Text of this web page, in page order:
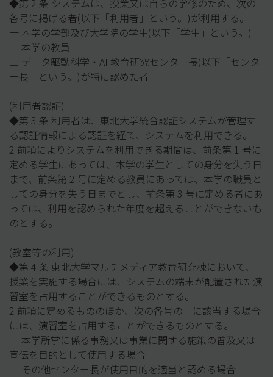
◆第 2 条 システムは、授業又は自らの学修のため、次の
各号に掲げる者(以下「利用者」という。)が利用する。
一 本学の学部及び大学院の学生(以下「学生」という。)
二 本学の教員
三 データ駆動科学・AI 教育研究センター長(以下「センタ
ー長」という。)が特に認めた者
(利用者認証)
◆第 3 条 利用者は、東北大学統合認証システムが管理す
る認証情報による認証を経て、システムを利用できる。
2 前項によりシステムを利用できる期間は、前条第 1 号に
定める学生にあっては、本学の学生としての身分を失う日
まで、前条第 2 号に定める教員にあっては、本学の職員と
しての身分を失う日までとし、前条第 3 号に定める者にあ
っては、利用を認められた年度を超えることができないも
のとする。
(教室等の利用)
◆第 4 条 東北大学マルチメディア教育研究棟において、
授業を実施する場合には、システムの端末が配置された演
習室を占用することができるものとする。
2 前項に定めるもののほか、次の各号の一に該当する場合
には、演習室を占用することができるものとする。
一 本学所掌に係る事務又は事業に関する施策の普及又は
宣伝を目的として使用する場合
二 その他センター長が使用目的を適当と認める場合